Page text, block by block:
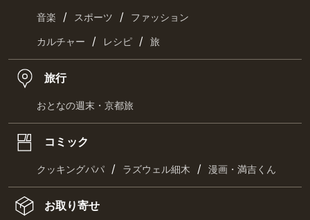
音楽 / スポーツ / ファッション
カルチャー / レシピ / 旅
旅行
おとなの週末・京都旅
コミック
クッキングパパ / ラズウェル細木 / 漫画・満吉くん
お取り寄せ